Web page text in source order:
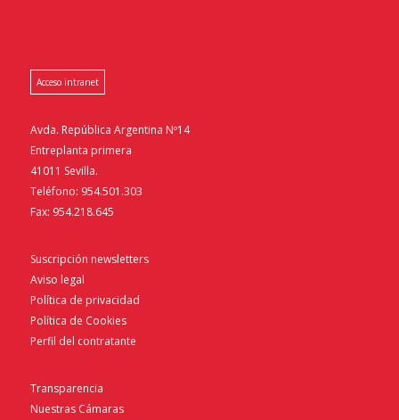
Acceso intranet
Avda. República Argentina Nº14
Entreplanta primera
41011 Sevilla.
Teléfono: 954.501.303
Fax: 954.218.645
Suscripción newsletters
Aviso legal
Política de privacidad
Política de Cookies
Perfil del contratante
Transparencia
Nuestras Cámaras